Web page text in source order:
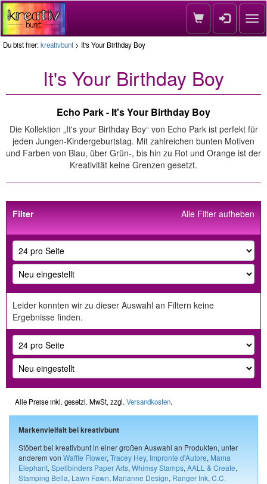
Du bist hier:kreativbunt > It's Your Birthday Boy
It's Your Birthday Boy
Echo Park - It's Your Birthday Boy
Die Kollektion „It's your Birthday Boy“ von Echo Park ist perfekt für
jeden Jungen-Kindergeburtstag. Mit zahlreichen bunten Motiven
und Farben von Blau, über Grün-, bis hin zu Rot und Orange ist der
Kreativität keine Grenzen gesetzt.
Alle Filter aufheben
Filter
Leider konnten wir zu dieser Auswahl an Filtern keine
Ergebnisse finden.
Alle Preise inkl. gesetzl. MwSt, zzgl. Versandkosten.
Markenvielfalt bei kreativbunt
Stöbert bei kreativbunt in einer großen Auswahl an Produkten, unter
anderem von Waffle Flower, Tracey Hey, Impronte d'Autore, Mama
Elephant, Spellbinders Paper Arts, Whimsy Stamps, AALL & Create,
Stamping Bella, Lawn Fawn, Marianne Design, Ranger Ink, C.C.